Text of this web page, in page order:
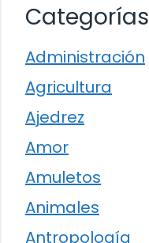
Categorías
Administración
Agricultura
Ajedrez
Amor
Amuletos
Animales
Antropología